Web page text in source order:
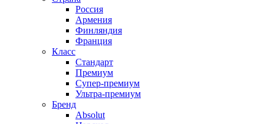
Россия
Армения
Финляндия
Франция
Класс
Стандарт
Премиум
Супер-премиум
Ультра-премиум
Бренд
Absolut